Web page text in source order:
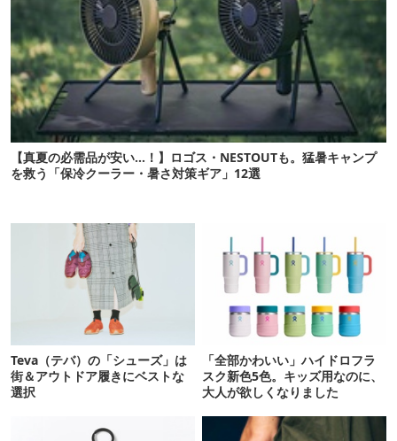
【真夏の必需品が安い…！】ロゴス・NESTOUTも。猛暑キャンプ
を救う「保冷クーラー・暑さ対策ギア」12選
Teva（テバ）の「シューズ」は
街＆アウトドア履きにベストな
選択
「全部かわいい」ハイドロフラ
スク新色5色。キッズ用なのに、
大人が欲しくなりました